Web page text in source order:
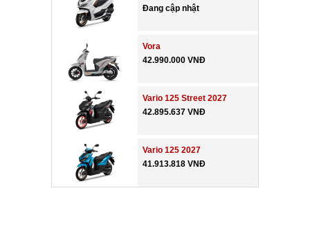
Đang cập nhật
Vora
42.990.000 VNĐ
Vario 125 Street 2027
42.895.637 VNĐ
Vario 125 2027
41.913.818 VNĐ